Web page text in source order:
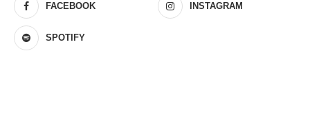
FACEBOOK INSTAGRAM
SPOTIFY